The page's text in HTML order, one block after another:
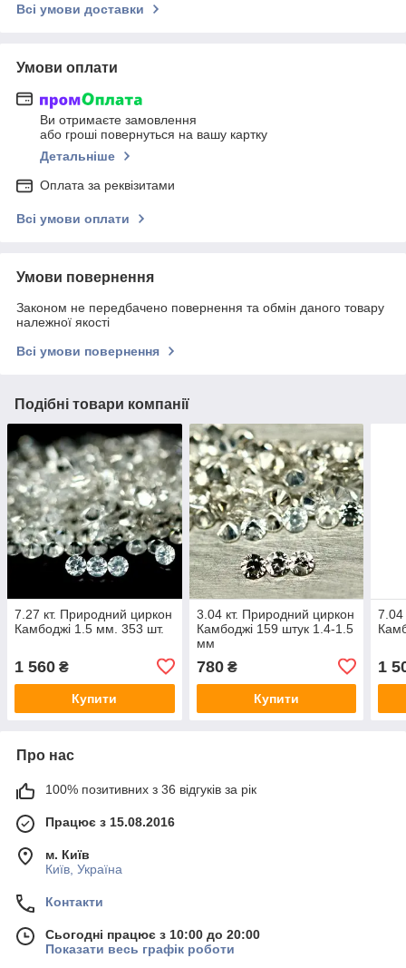
Всі умови доставки
Умови оплати
Ви отримаєте замовлення
або гроші повернуться на вашу картку
Детальніше
Оплата за реквізитами
Всі умови оплати
Умови повернення
Законом не передбачено повернення та обмін даного товару
належної якості
Всі умови повернення
Подібні товари компанії
7.27 кт. Природний циркон
Камбоджі 1.5 мм. 353 шт.
1 560 ₴
Купити
3.04 кт. Природний циркон
Камбоджі 159 штук 1.4-1.5
мм
780₴
Купити
7.04
1
Про нас
100% позитивних з 36 відгуків за рік
Працює з 15.08.2016
м. Київ
Київ, Україна
Контакти
Сьогодні працює з 10:00 до 20:00
Показати весь графік роботи